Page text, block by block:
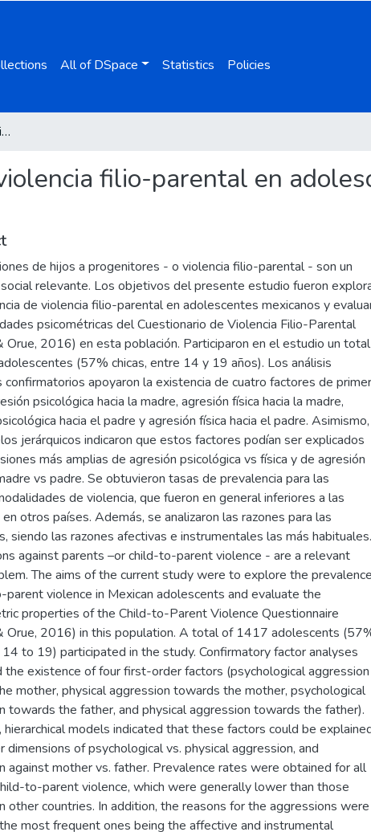
All of DSpace Statistics Policies
Adaptación del cuestionario de violencia filio-parental en adolescentes mexicanos
filio-parental en
de hijos a progenitores - o violencia filio-parental - son un
relevante. Los objetivos del presente estudio fueron
de violencia filio-parental en adolescentes mexicanos y
psicométricas del Cuestionario de Violencia Filio-Parental
Orue, 2016) en esta población. Participaron en el estudio un total
(57% chicas, entre 14 y 19 años). Los análisis
confirmatorios apoyaron la existencia de cuatro factores de primer
psicológica hacia la madre, agresión física hacia la madre,
hacia el padre y agresión física hacia el padre. Asimismo,
jerárquicos indicaron que estos factores podían ser explicados
más amplias de agresión psicológica vs física y de agresión
vs padre. Se obtuvieron tasas de prevalencia para las
de violencia, que fueron en general inferiores a las
otros países. Además, se analizaron las razones para las
siendo las razones afectivas e instrumentales las más habituales.
against parents –or child-to-parent violence - are a relevant
The aims of the current study were to explore the prevalence
violence in Mexican adolescents and evaluate the
properties of the Child-to-Parent Violence Questionnaire
Orue, 2016) in this population. A total of 1417 adolescents
to 19) participated in the study. Confirmatory factor analyses
the existence of four first-order factors (psychological aggression
mother, physical aggression towards the mother, psychological
towards the father, and physical aggression towards the father).
hierarchical models indicated that these factors could be
dimensions of psychological vs. physical aggression, and
against mother vs. father. Prevalence rates were obtained for all
to-parent violence, which were generally lower than those
other countries. In addition, the reasons for the aggressions were
most frequent ones being the affective and instrumental